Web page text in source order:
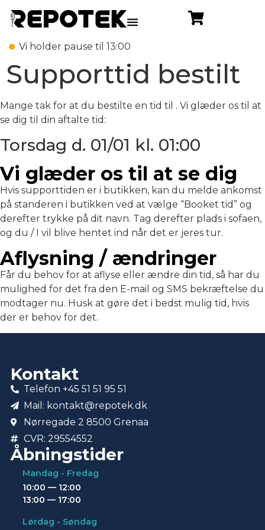
Vi holder pause til 13:00
Supporttid bestilt
Mange tak for at du bestilte en tid til . Vi glæder os til at
se dig til din aftalte tid:
Torsdag d. 01/01 kl. 01:00
Vi glæder os til at se dig
Hvis supporttiden er i butikken, kan du melde ankomst
på standeren i butikken ved at vælge “Booket tid” og
derefter trykke på dit navn. Tag derefter plads i sofaen,
og du / I vil blive hentet ind når det er jeres tur.
Aflysning / ændringer
Får du behov for at aflyse eller ændre din tid, så har du
mulighed for det fra den E-mail og SMS bekræftelse du
modtager nu. Husk at gøre det i bedst mulig tid, hvis
der er behov for det.
Kontakt
Telefon +45 51 51 95 51
Mail: kontakt@repotek.dk
Nørregade 2 8500 Grenaa
CVR: 29554552
Åbningstider
Mandag - Fredag
10:00 — 12:00
13:00 — 17:00
Lørdag - Søndag